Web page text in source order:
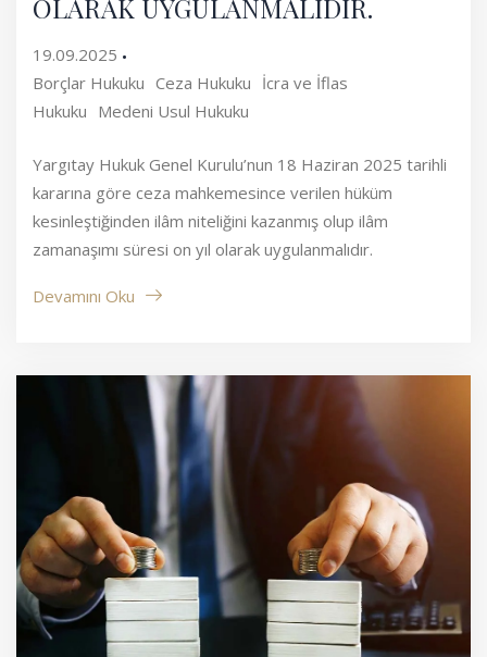
OLARAK UYGULANMALIDIR.
19.09.2025
Borçlar Hukuku Ceza Hukuku İcra ve İflas
Hukuku Medeni Usul Hukuku
Yargıtay Hukuk Genel Kurulu’nun 18 Haziran 2025 tarihli
kararına göre ceza mahkemesince verilen hüküm
kesinleştiğinden ilâm niteliğini kazanmış olup ilâm
zamanaşımı süresi on yıl olarak uygulanmalıdır.
Devamını Oku